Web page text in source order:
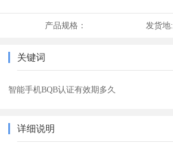
产品规格： 发货地:
关键词
智能手机BQB认证有效期多久
详细说明